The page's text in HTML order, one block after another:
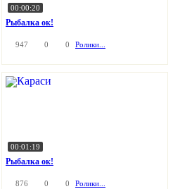
00:00:20
Рыбалка ок!
947 0 0 Ролики...
00:01:19
Рыбалка ок!
876 0 0 Ролики...